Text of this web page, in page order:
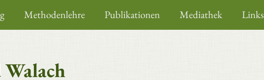
Methodenlehre Publikationen Mediathek Links